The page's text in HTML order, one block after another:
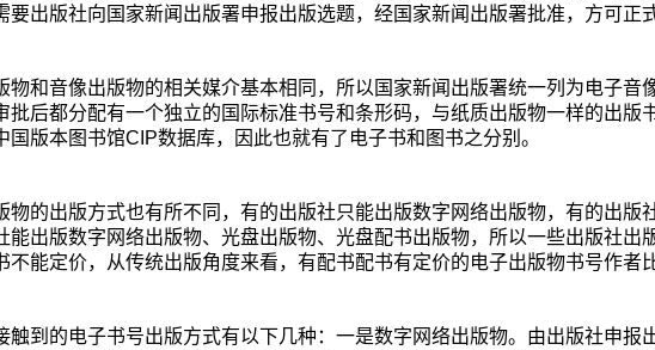
要出版社向国家新闻出版署申报出版选题，经国家新闻出版署批准，方可正
物和音像出版物的相关媒介基本相同，所以国家新闻出版署统一列为电子音
批后都分配有一个独立的国际标准书号和条形码，与纸质出版物一样的出版
国版本图书馆CIP数据库，因此也就有了电子书和图书之分别。
物的出版方式也有所不同，有的出版社只能出版数字网络出版物，有的出版
能出版数字网络出版物、光盘出版物、光盘配书出版物，所以一些出版社出
不能定价，从传统出版角度来看，有配书配书有定价的电子出版物书号作者
触到的电子书号出版方式有以下几种：一是数字网络出版物。由出版社申报